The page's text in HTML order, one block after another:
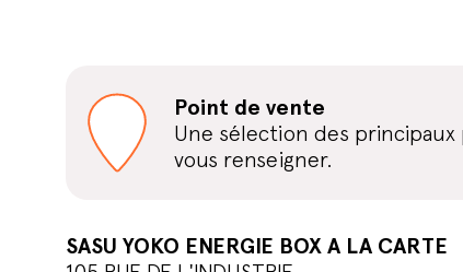
Point de vente
Une sélection des
vous renseigner.
SASU YOKO ENERGIE BOX A LA CARTE